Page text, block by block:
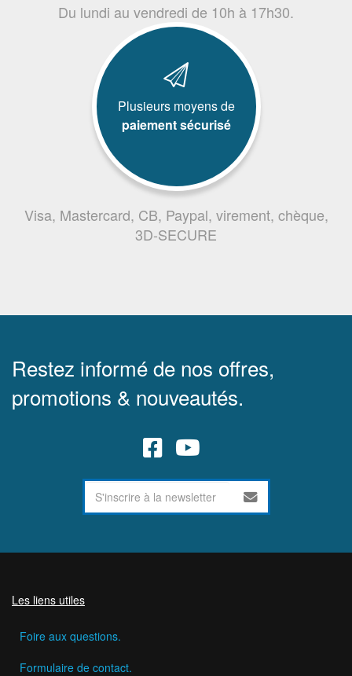
Du lundi au vendredi de 10h à 17h30.
Plusieurs moyens de
paiement sécurisé
Visa, Mastercard, CB, Paypal, virement, chèque,
3D-SECURE
Restez informé de nos offres,
promotions & nouveautés.
Les liens utiles
Foire aux questions.
Formulaire de contact.